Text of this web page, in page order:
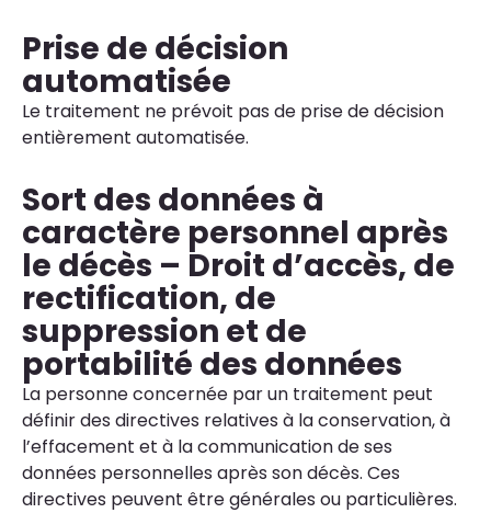
Prise de décision
automatisée
Le traitement ne prévoit pas de prise de décision
entièrement automatisée.
Sort des données à
caractère personnel après
le décès – Droit d’accès, de
rectification, de
suppression et de
portabilité des données
La personne concernée par un traitement peut
définir des directives relatives à la conservation, à
l’effacement et à la communication de ses
données personnelles après son décès. Ces
directives peuvent être générales ou particulières.